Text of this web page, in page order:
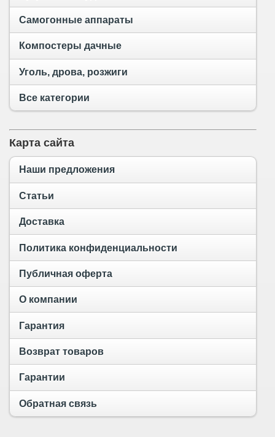
Самогонные аппараты
Компостеры дачные
Уголь, дрова, розжиги
Все категории
Карта сайта
Наши предложения
Статьи
Доставка
Политика конфиденциальности
Публичная оферта
О компании
Гарантия
Возврат товаров
Гарантии
Обратная связь